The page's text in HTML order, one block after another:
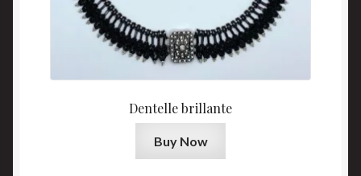
Dentelle brillante
Buy Now